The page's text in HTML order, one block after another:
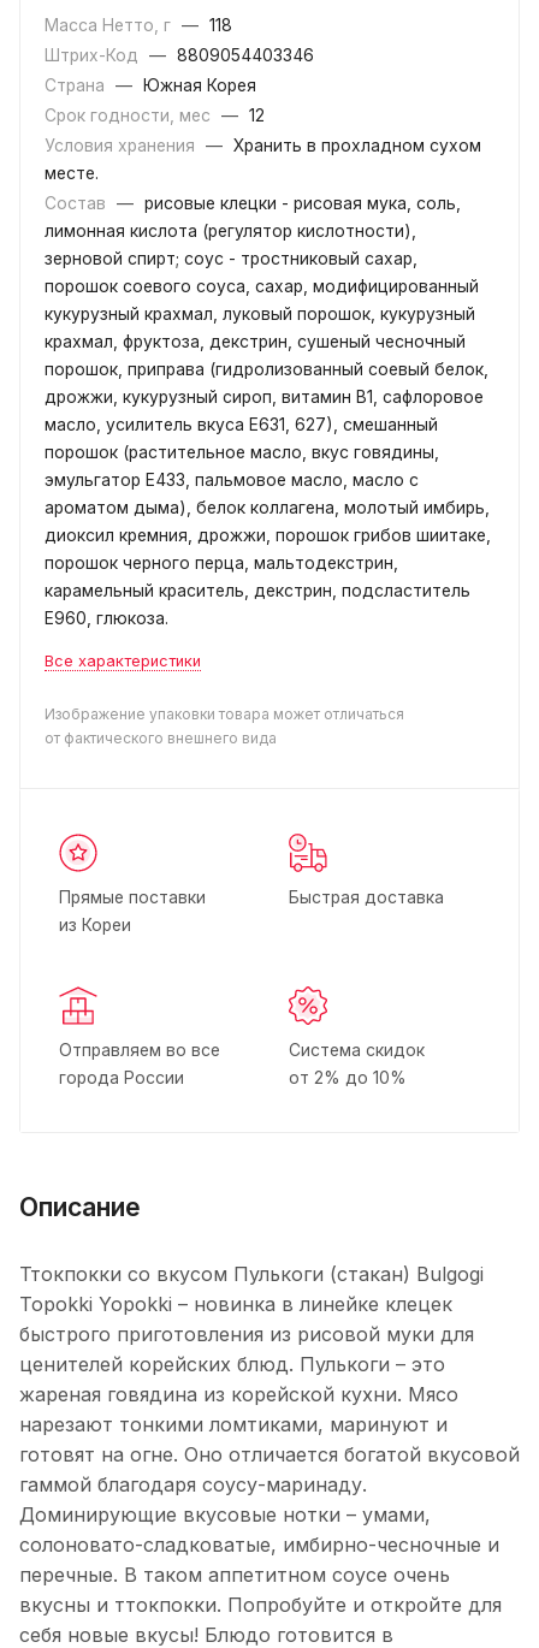
Масса Нетто, г — 118
Штрих-Код
— 8809054403346
Страна
—
Южная Корея
Срок годности, мес
— 12
Условия хранения
— Хранить в прохладном сухом
месте.
Состав
— рисовые клецки - рисовая мука, соль,
лимонная кислота (регулятор кислотности),
зерновой спирт; соус - тростниковый сахар,
порошок соевого соуса, сахар, модифицированный
кукурузный крахмал, луковый порошок, кукурузный
крахмал, фруктоза, декстрин, сушеный чесночный
порошок, приправа (гидролизованный соевый белок,
дрожжи, кукурузный сироп, витамин B1, сафлоровое
масло, усилитель вкуса Е631, 627), смешанный
порошок (растительное масло, вкус говядины,
эмульгатор E433, пальмовое масло, масло с
ароматом дыма), белок коллагена, молотый имбирь,
диоксил кремния, дрожжи, порошок грибов шиитаке,
порошок черного перца, мальтодекстрин,
карамельный краситель, декстрин, подсластитель
E960, глюкоза.
Все характеристики
Изображение упаковки товара может отличаться
от фактического внешнего вида
Прямые поставки
из Кореи
Быстрая доставка
Отправляем во все
города России
Система скидок
от 2% до 10%
Описание
Ттокпокки со вкусом Пулькоги (стакан) Bulgogi
Topokki Yopokki – новинка в линейке клецек
быстрого приготовления из рисовой муки для
ценителей корейских блюд. Пулькоги – это
жареная говядина из корейской кухни. Мясо
нарезают тонкими ломтиками, маринуют и
готовят на огне. Оно отличается богатой вкусовой
гаммой благодаря соусу-маринаду.
Доминирующие вкусовые нотки – умами,
солоновато-сладковатые, имбирно-чесночные и
перечные. В таком аппетитном соусе очень
вкусны и ттокпокки. Попробуйте и откройте для
себя новые вкусы! Блюдо готовится в